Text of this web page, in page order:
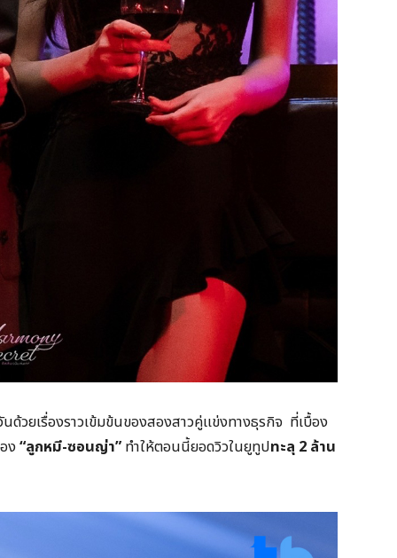
ด้วยเรื่องราวเข้มข้นของสองสาวคู่แข่งทางธุรกิจ ที่เบื้อง
ง“ลูกหมี-ซอนญ่า” ทำให้ตอนนี้ยอดวิวในยูทูปทะลุ 2 ล้าน